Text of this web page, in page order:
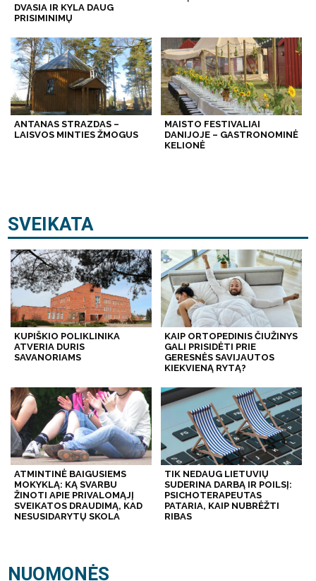
DVASIA IR KYLA DAUG
PRISIMINIMŲ
ANTANAS STRAZDAS –
LAISVOS MINTIES ŽMOGUS
MAISTO FESTIVALIAI
DANIJOJE – GASTRONOMINĖ
KELIONĖ
SVEIKATA
KUPIŠKIO POLIKLINIKA
ATVERIA DURIS
SAVANORIAMS
KAIP ORTOPEDINIS ČIUŽINYS
GALI PRISIDĖTI PRIE
GERESNĖS SAVIJAUTOS
KIEKVIENĄ RYTĄ?
ATMINTINĖ BAIGUSIEMS
MOKYKLĄ: KĄ SVARBU
ŽINOTI APIE PRIVALOMĄJĮ
SVEIKATOS DRAUDIMĄ, KAD
NESUSIDARYTŲ SKOLA
TIK NEDAUG LIETUVIŲ
SUDERINA DARBĄ IR POILSĮ:
PSICHOTERAPEUTAS
PATARIA, KAIP NUBRĖŽTI
RIBAS
NUOMONĖS